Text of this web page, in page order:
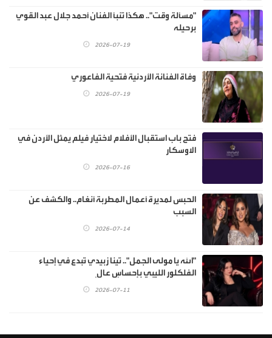
"مسألة وقت".. هكذا تنبأ الفنان أحمد جلال عبد القوي
برحيله
2026-07-19
وفاة الفنانة الأردنية فتحية الفاعوري
2026-07-19
فتح باب استقبال الأفلام لاختيار فيلم يمثل الأردن في
الاوسكار
2026-07-16
الحبس لمديرة أعمال المطربة أنغام.. والكشف عن
السبب
2026-07-14
"الله يا مولى الجمل".. تينا زبيدي تُبدع في إحياء
الفلكلور الليبي بإحساسٍ عالٍ
2026-07-11